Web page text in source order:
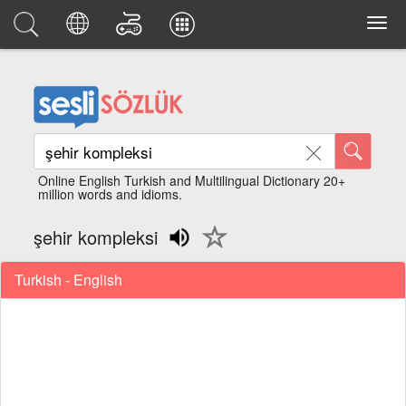
Online English Turkish and Multilingual Dictionary 20+
million words and idioms.
şehir kompleksi
Turkish - English